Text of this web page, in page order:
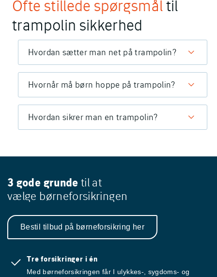
Ofte stillede spørgsmåltil
trampolin sikkerhed
Hvordan sætter man net på trampolin?
Hvornår må børn hoppe på trampolin?
Hvordan sikrer man en trampolin?
3 gode grunde til at
vælge børneforsikringen
Bestil tilbud på børneforsikring her
Tre forsikringer i én
Med børneforsikringen får I ulykkes-, sygdoms- og